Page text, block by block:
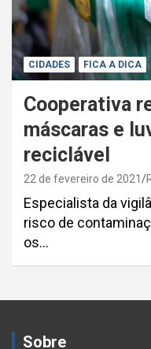
CIDADES FICA A DICA
Cooperativa
máscaras e
reciclável
22 de fevereiro de 2021
Especialista da
risco de
os…
Paginação
de
Sobre